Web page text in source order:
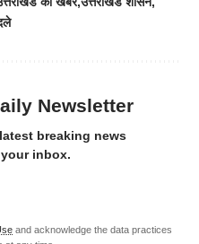
Newsletter
breaking news
inbox.
and acknowledge the data practices